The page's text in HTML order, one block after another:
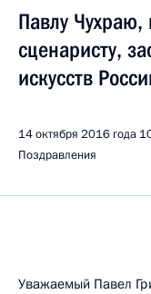
Павлу Чухраю,
сценаристу,
искусств
14 октября 2016 года
Поздравления
Уважаемый Павел